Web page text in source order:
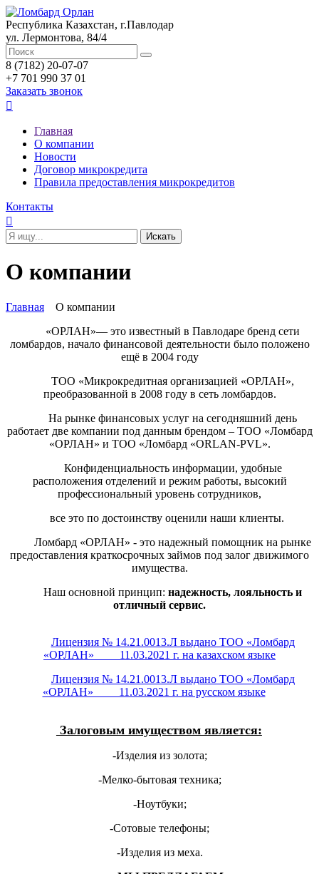
Республика Казахстан, г.Павлодар
ул. Лермонтова, 84/4
8 (7182) 20-07-07
+7 701 990 37 01
Заказать звонок

Главная
О компании
Новости
Договор микрокредита
Правила предоставления микрокредитов
Контакты

О компании
Главная
О компании
«ОРЛАН»— это известный в Павлодаре бренд сети
ломбардов, начало финансовой деятельности было положено
ещё в 2004 году
ТОО «Микрокредитная организацией «ОРЛАН»,
преобразованной в 2008 году в сеть ломбардов.
На рынке финансовых услуг на сегодняшний день
работает две компании под данным брендом – ТОО «Ломбард
«ОРЛАН» и ТОО «Ломбард «ORLAN-PVL».
Конфиденциальность информации, удобные
расположения отделений и режим работы, высокий
профессиональный уровень сотрудников,
все это по достоинству оценили наши клиенты.
Ломбард «ОРЛАН» - это надежный помощник на рынке
предоставления краткосрочных займов под залог движимого
имущества.
Наш основной принцип:надежность, лояльность и
отличный сервис.
Лицензия № 14.21.0013.Л выдано ТОО «Ломбард
«ОРЛАН» 11.03.2021 г. на казахском языке
Лицензия № 14.21.0013.Л выдано ТОО «Ломбард
«ОРЛАН» 11.03.2021 г. на русском языке
Залоговым имуществом является:
-Изделия из золота;
-Мелко-бытовая техника;
-Ноутбуки;
-Сотовые телефоны;
-Изделия из меха.